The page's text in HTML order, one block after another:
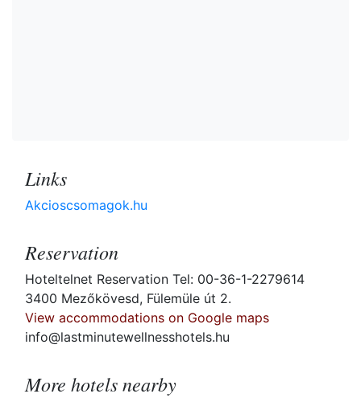
Links
Akcioscsomagok.hu
Reservation
Hoteltelnet Reservation Tel: 00-36-1-2279614
3400 Mezőkövesd, Fülemüle út 2.
View accommodations on Google maps
info@lastminutewellnesshotels.hu
More hotels nearby